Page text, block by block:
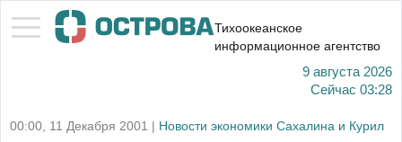
Тихоокеанское
информационное агентство
9 августа 2026
Сейчас 03:28
00:00, 11 Декабря 2001 | Новости экономики Сахалина и Курил